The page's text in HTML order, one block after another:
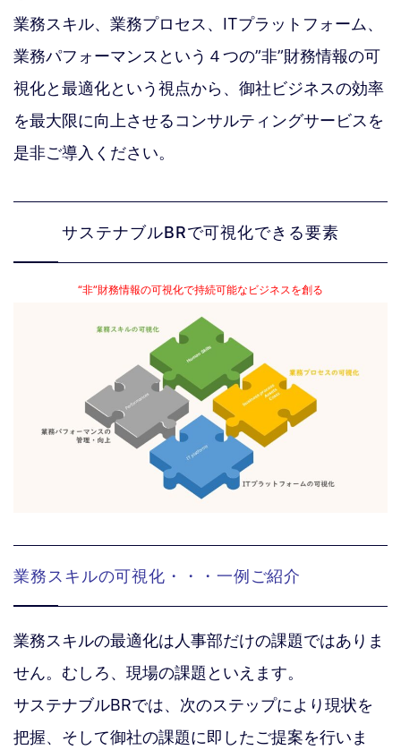
業務スキル、業務プロセス、ITプラットフォーム、
業務パフォーマンスという４つの”非”財務情報の可
視化と最適化という視点から、御社ビジネスの効率
を最大限に向上させるコンサルティングサービスを
是非ご導入ください。
サステナブルBRで可視化できる要素
“非”財務情報の可視化で持続可能なビジネスを創る
業務スキルの可視化・・・一例ご紹介
業務スキルの最適化は人事部だけの課題ではありま
せん。むしろ、現場の課題といえます。
サステナブルBRでは、次のステップにより現状を
把握、そして御社の課題に即したご提案を行いま